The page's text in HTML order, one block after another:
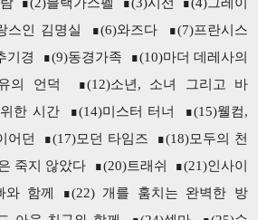
∎(2)블랙가스펠 ∎(3)시선
∎(4)그레이
스인 김명실 ∎(6)와즈다
∎(7)프란시스
기경 ∎(9)동경가족
∎(10)마더 데레사의
의 언덕
∎(12)소년, 소녀 그리고 바
한 시간 ∎(14)미스터 터너
∎(15)웰컴,
어던 ∎(17)모던 타임즈
∎(18)모두의 천
죽지 않았다 ∎(20)트래쉬
∎(21)인사이
와 함께
∎(22) 개를 훔치는 완벽한 방